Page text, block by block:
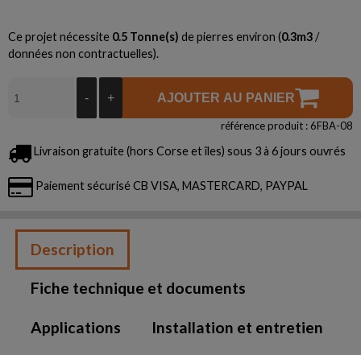
Ce projet nécessite 0.5 Tonne(s) de pierres environ (0.3m3 /
données non contractuelles).
- + AJOUTER AU PANIER
référence produit : 6FBA-08
Livraison gratuite (hors Corse et îles) sous 3 à 6 jours ouvrés
Paiement sécurisé CB VISA, MASTERCARD, PAYPAL
Description
Fiche technique et documents
Applications Installation et entretien